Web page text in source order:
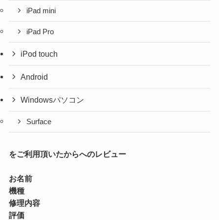
iPad mini
iPad Pro
iPod touch
Android
Windowsパソコン
Surface
をご利用頂いたからへのレビュー
お名前
機種
修理内容
評価